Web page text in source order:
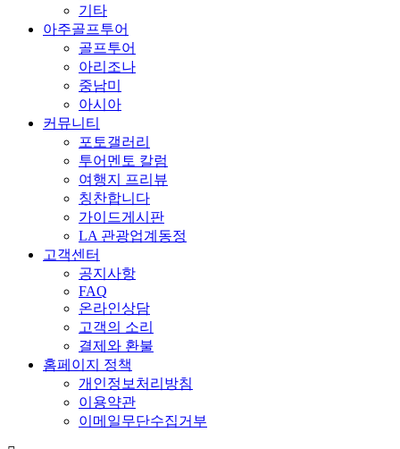
기타
아주골프투어
골프투어
아리조나
중남미
아시아
커뮤니티
포토갤러리
투어멘토 칼럼
여행지 프리뷰
칭찬합니다
가이드게시판
LA 관광업계동정
고객센터
공지사항
FAQ
온라인상담
고객의 소리
결제와 환불
홈페이지 정책
개인정보처리방침
이용약관
이메일무단수집거부